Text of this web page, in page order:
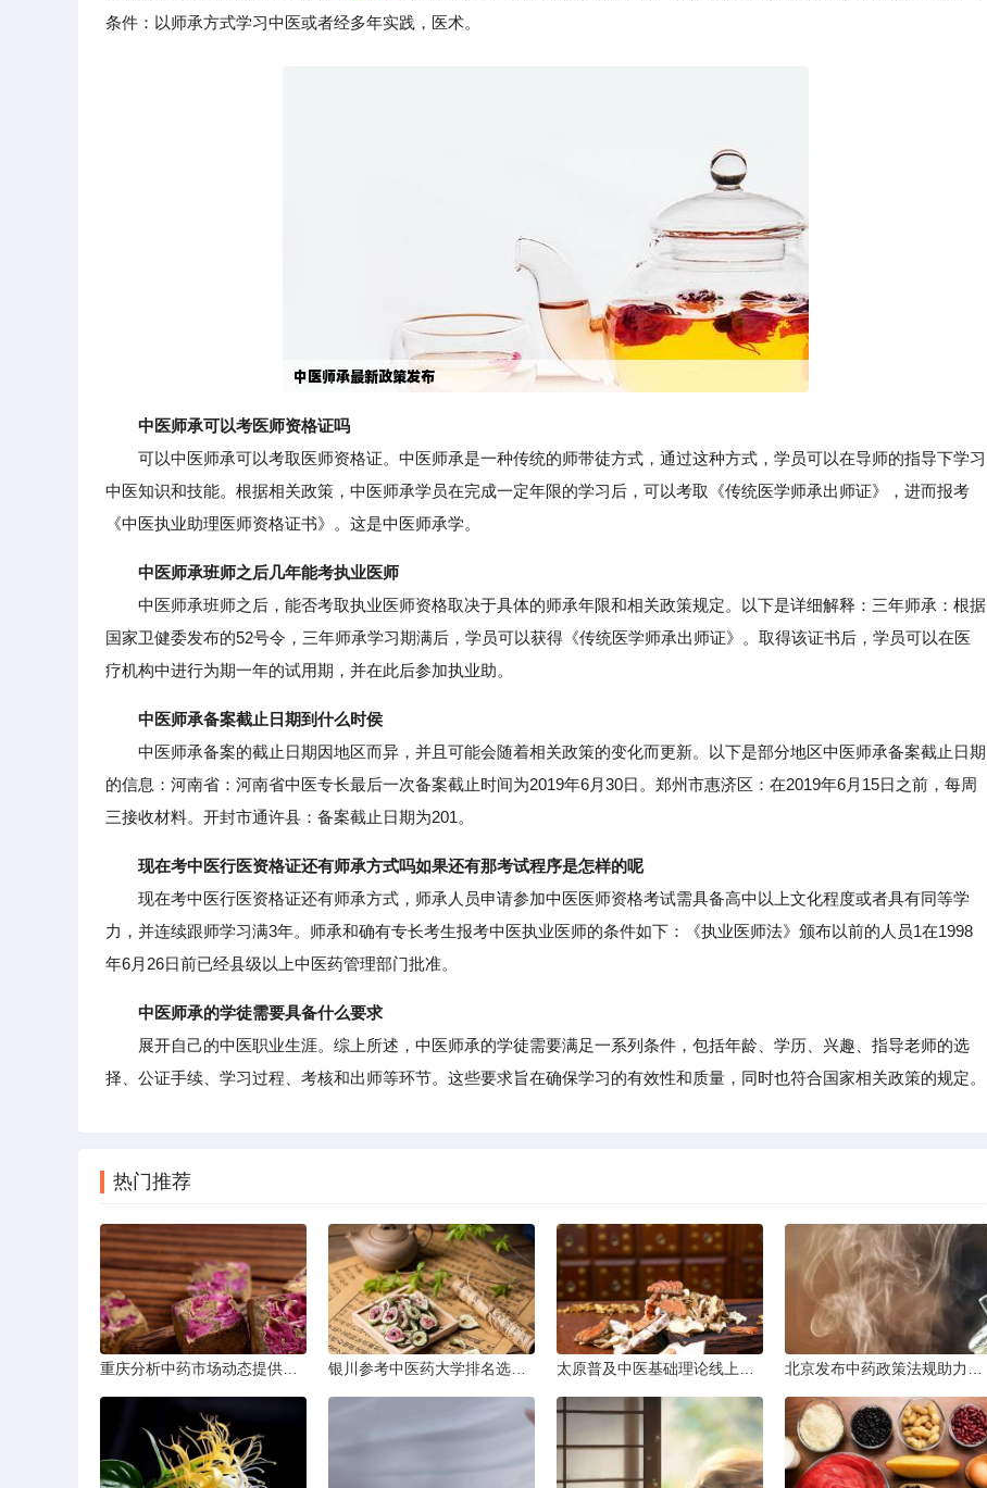
条件：以师承方式学习中医或者经多年实践，医术。
中医师承可以考医师资格证吗
可以中医师承可以考取医师资格证。中医师承是一种传统的师带徒方式，通过这种方式，学员可以在导师的指导下学习
中医知识和技能。根据相关政策，中医师承学员在完成一定年限的学习后，可以考取《传统医学师承出师证》，进而报考
《中医执业助理医师资格证书》。这是中医师承学。
中医师承班师之后几年能考执业医师
中医师承班师之后，能否考取执业医师资格取决于具体的师承年限和相关政策规定。以下是详细解释：三年师承：根据
国家卫健委发布的52号令，三年师承学习期满后，学员可以获得《传统医学师承出师证》。取得该证书后，学员可以在医
疗机构中进行为期一年的试用期，并在此后参加执业助。
中医师承备案截止日期到什么时侯
中医师承备案的截止日期因地区而异，并且可能会随着相关政策的变化而更新。以下是部分地区中医师承备案截止日期
的信息：河南省：河南省中医专长最后一次备案截止时间为2019年6月30日。郑州市惠济区：在2019年6月15日之前，每周
三接收材料。开封市通许县：备案截止日期为201。
现在考中医行医资格证还有师承方式吗如果还有那考试程序是怎样的呢
现在考中医行医资格证还有师承方式，师承人员申请参加中医医师资格考试需具备高中以上文化程度或者具有同等学
力，并连续跟师学习满3年。师承和确有专长考生报考中医执业医师的条件如下：《执业医师法》颁布以前的人员1在1998
年6月26日前已经县级以上中医药管理部门批准。
中医师承的学徒需要具备什么要求
展开自己的中医职业生涯。综上所述，中医师承的学徒需要满足一系列条件，包括年龄、学历、兴趣、指导老师的选
择、公证手续、学习过程、考核和出师等环节。这些要求旨在确保学习的有效性和质量，同时也符合国家相关政策的规定。
热门推荐